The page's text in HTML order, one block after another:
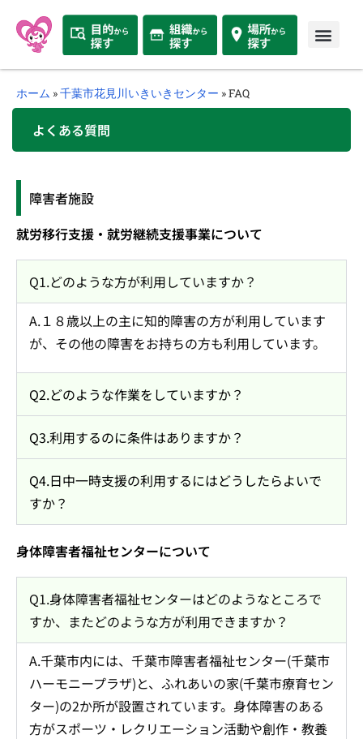
ホーム »千葉市花見川いきいきセンター »FAQ
よくある質問
障害者施設
就労移行支援・就労継続支援事業について
Q1.どのような方が利用していますか？
A.１８歳以上の主に知的障害の方が利用しています
が、その他の障害をお持ちの方も利用しています。
Q2.どのような作業をしていますか？
Q3.利用するのに条件はありますか？
Q4.日中一時支援の利用するにはどうしたらよいで
すか？
身体障害者福祉センターについて
Q1.身体障害者福祉センターはどのようなところで
すか、またどのような方が利用できますか？
A.千葉市内には、千葉市障害者福祉センター(千葉市
ハーモニープラザ)と、ふれあいの家(千葉市療育セン
ター)の2か所が設置されています。身体障害のある
方がスポーツ・レクリエーション活動や創作・教養